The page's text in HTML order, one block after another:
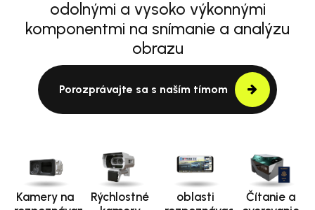
odolnými a vysoko výkonnými
komponentmi na snímanie a analýzu
obrazu
Porozprávajte sa s naším tímom
Kamery na
Rýchlostné
oblasti
Čítanie a